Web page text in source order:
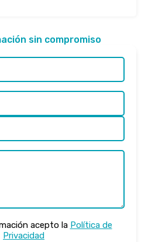
sin compromiso
acepto la Política de
Privacidad